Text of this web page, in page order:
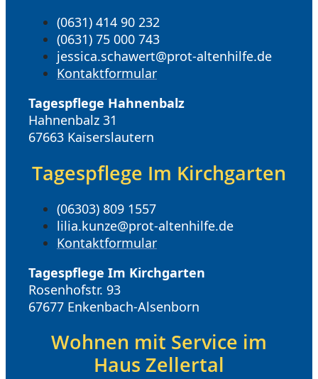
(0631) 414 90 232
(0631) 75 000 743
jessica.schawert@prot-altenhilfe.de
Kontaktformular
Tagespflege Hahnenbalz
Hahnenbalz 31
67663 Kaiserslautern
Tagespflege Im Kirchgarten
(06303) 809 1557
lilia.kunze@prot-altenhilfe.de
Kontaktformular
Tagespflege Im Kirchgarten
Rosenhofstr. 93
67677 Enkenbach-Alsenborn
Wohnen mit Service im
Haus Zellertal